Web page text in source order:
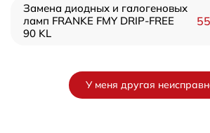
Замена диодных и галогеновых
ламп FRANKE FMY DRIP-FREE
90 KL
У меня другая